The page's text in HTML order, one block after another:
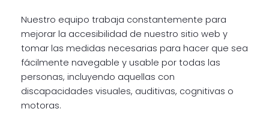
Nuestro equipo trabaja constantemente para
mejorar la accesibilidad de nuestro sitio web y
tomar las medidas necesarias para hacer que sea
fácilmente navegable y usable por todas las
personas, incluyendo aquellas con
discapacidades visuales, auditivas, cognitivas o
motoras.